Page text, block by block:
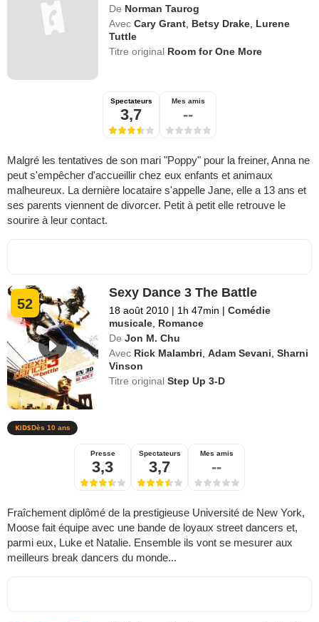
De Norman Taurog
Avec Cary Grant Betsy Drake Lurene
Tuttle
Titre original Room for One More
Spectateurs
3,7
Mes amis
--
Malgré les tentatives de son mari "Poppy" pour la freiner, Anna ne
peut s'empêcher d'accueillir chez eux enfants et animaux
malheureux. La dernière locataire s'appelle Jane, elle a 13 ans et
ses parents viennent de divorcer. Petit à petit elle retrouve le
sourire à leur contact.
52
Sexy Dance 3 The Battle
18 août 2010 | 1h 47min | Comédie
musicale Romance
De Jon M. Chu
Avec Rick Malambri ,Adam Sevani ,Sharni
Vinson
Titre originalStep Up 3-D
Dès 10 ans
Presse
3,3
Spectateurs
3,7
Mes amis
--
Fraîchement diplômé de la prestigieuse Université de New York,
Moose fait équipe avec une bande de loyaux street dancers et,
parmi eux, Luke et Natalie. Ensemble ils vont se mesurer aux
meilleurs break dancers du monde...